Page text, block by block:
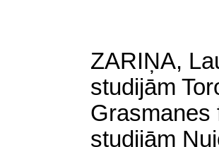
ZARIŅA,
studijām
Grasmanes
studijām